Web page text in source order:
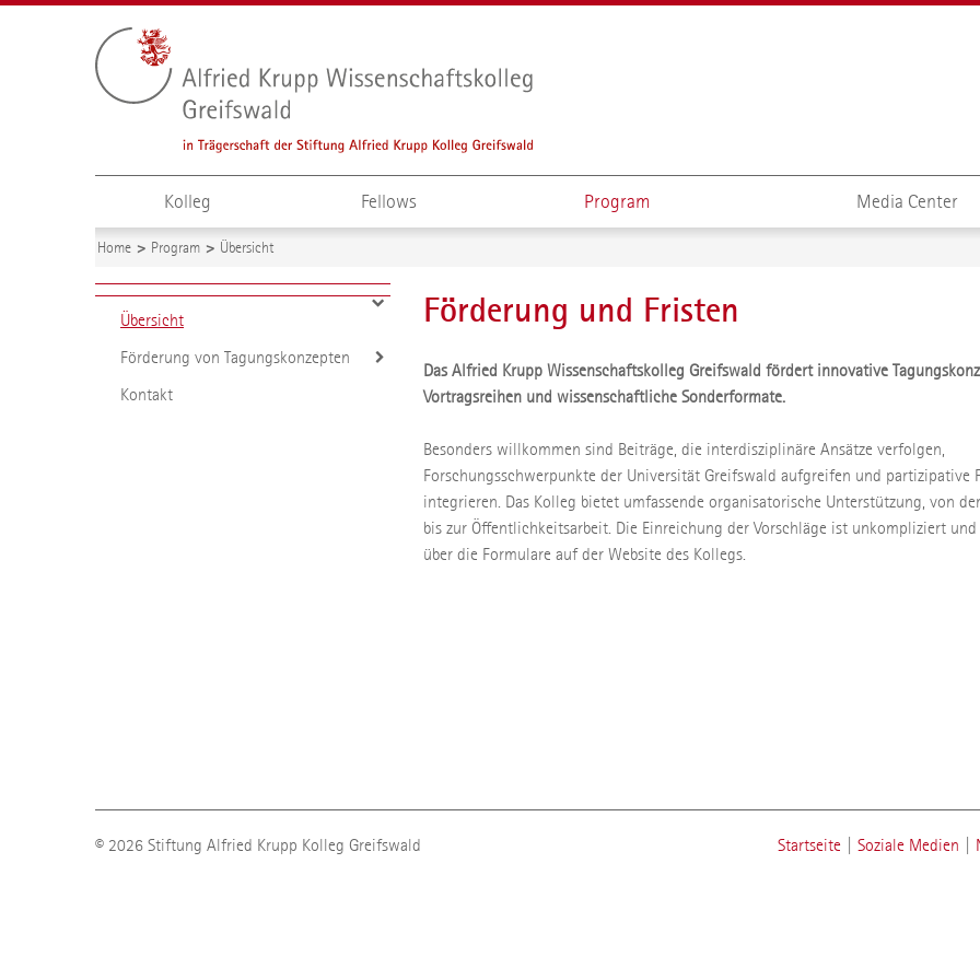
Kolleg Fellows Program Media Center
Home Program Übersicht
Übersicht
Förderung von Tagungskonzepten
Kontakt
Förderung und Fristen
Das Alfried Krupp Wissenschaftskolleg Greifswald fördert innovative
Vortragsreihen und wissenschaftliche Sonderformate.
Besonders willkommen sind Beiträge, die interdisziplinäre Ansätze verfolgen,
Forschungsschwerpunkte der Universität Greifswald aufgreifen und partizipative
integrieren. Das Kolleg bietet umfassende organisatorische Unterstützung, von
bis zur Öffentlichkeitsarbeit. Die Einreichung der Vorschläge ist unkompliziert
über die Formulare auf der Website des Kollegs.
© 2026 Stiftung Alfried Krupp Kolleg Greifswald Startseite Soziale Medien